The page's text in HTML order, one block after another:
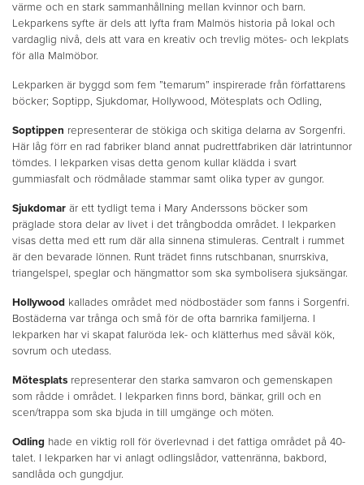
värme och en stark sammanhållning mellan kvinnor och barn.
Lekparkens syfte är dels att lyfta fram Malmös historia på lokal och
vardaglig nivå, dels att vara en kreativ och trevlig mötes- och lekplats
för alla Malmöbor.
Lekparken är byggd som fem ”temarum” inspirerade från författarens
böcker; Soptipp, Sjukdomar, Hollywood, Mötesplats och Odling,
Soptippen representerar de stökiga och skitiga delarna av Sorgenfri.
Här låg förr en rad fabriker bland annat pudrettfabriken där latrintunnor
tömdes. I lekparken visas detta genom kullar klädda i svart
gummiasfalt och rödmålade stammar samt olika typer av gungor.
Sjukdomar är ett tydligt tema i Mary Anderssons böcker som
präglade stora delar av livet i det trångbodda området. I lekparken
visas detta med ett rum där alla sinnena stimuleras. Centralt i rummet
är den bevarade lönnen. Runt trädet finns rutschbanan, snurrskiva,
triangelspel, speglar och hängmattor som ska symbolisera sjuksängar.
Hollywood kallades området med nödbostäder som fanns i Sorgenfri.
Bostäderna var trånga och små för de ofta barnrika familjerna. I
lekparken har vi skapat faluröda lek- och klätterhus med såväl kök,
sovrum och utedass.
Mötesplats representerar den starka samvaron och gemenskapen
som rådde i området. I lekparken finns bord, bänkar, grill och en
scen/trappa som ska bjuda in till umgänge och möten.
Odling hade en viktig roll för överlevnad i det fattiga området på 40-
talet. I lekparken har vi anlagt odlingslådor, vattenränna, bakbord,
sandlåda och gungdjur.